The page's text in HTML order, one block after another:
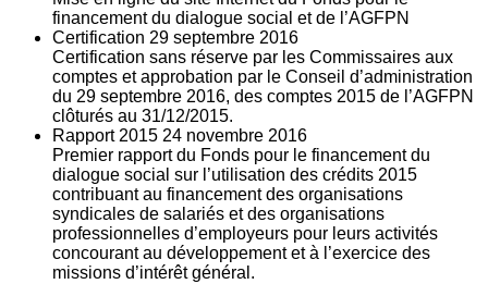
financement du dialogue social et de l’AGFPN
Certification 29 septembre 2016
Certification sans réserve par les Commissaires aux
comptes et approbation par le Conseil d’administration
du 29 septembre 2016, des comptes 2015 de l’AGFPN
clôturés au 31/12/2015.
Rapport 2015 24 novembre 2016
Premier rapport du Fonds pour le financement du
dialogue social sur l’utilisation des crédits 2015
contribuant au financement des organisations
syndicales de salariés et des organisations
professionnelles d’employeurs pour leurs activités
concourant au développement et à l’exercice des
missions d’intérêt général.